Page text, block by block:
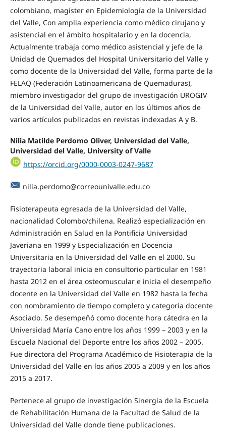
colombiano, magíster en Epidemiología de la Universidad
del Valle, Con amplia experiencia como médico cirujano y
asistencial en el ámbito hospitalario y en la docencia,
Actualmente trabaja como médico asistencial y jefe de la
Unidad de Quemados del Hospital Universitario del Valle y
como docente de la Universidad del Valle, forma parte de la
FELAQ (Federación Latinoamericana de Quemaduras),
miembro investigador del grupo de investigación UROGIV
de la Universidad del Valle, autor en los últimos años de
varios artículos publicados en revistas indexadas A y B.
Nilia Matilde Perdomo Oliver, Universidad del Valle,
Universidad del Valle, University of Valle
https://orcid.org/0000-0003-0247-9687
nilia.perdomo@correounivalle.edu.co
Fisioterapeuta egresada de la Universidad del Valle,
nacionalidad Colombo/chilena. Realizó especialización en
Administración en Salud en la Pontificia Universidad
Javeriana en 1999 y Especialización en Docencia
Universitaria en la Universidad del Valle en el 2000. Su
trayectoria laboral inicia en consultorio particular en 1981
hasta 2012 en el área osteomuscular e inicia el desempeño
docente en la Universidad del Valle en 1982 hasta la fecha
con nombramiento de tiempo completo y categoría docente
Asociado. Se desempeñó como docente hora cátedra en la
Universidad María Cano entre los años 1999 – 2003 y en la
Escuela Nacional del Deporte entre los años 2002 – 2005.
Fue directora del Programa Académico de Fisioterapia de la
Universidad del Valle en los años 2005 a 2009 y en los años
2015 a 2017.
Pertenece al grupo de investigación Sinergia de la Escuela
de Rehabilitación Humana de la Facultad de Salud de la
Universidad del Valle donde tiene publicaciones.